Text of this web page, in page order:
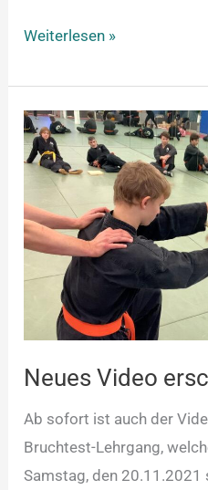
Weiterlesen »
Neues Video
Ab sofort ist auch der
Bruchtest-Lehrgang,
Samstag, den 20.11.2021
Neues
Video
erschienen!